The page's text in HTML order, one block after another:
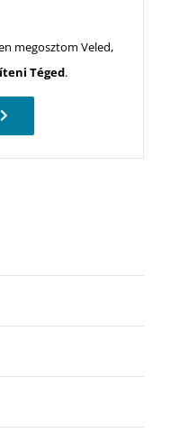
megosztom Veled,
Téged.